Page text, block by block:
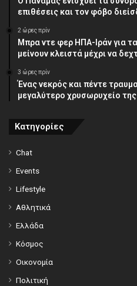
επιθέσεις και τον φόβο
2 ώρες πρίν
Μπρα ντε φερ ΗΠΑ-Ιράν για
μείνουν κλειστά μέχρι να
3 ώρες πρίν
Ένας νεκρός και πέντε
μεγαλύτερο χρυσωρυχείο
Κατηγορίες
Chat
Events
Lifestyle
Αθλητικά
Ελλάδα
Κόσμος
Οικονομία
Πολιτική